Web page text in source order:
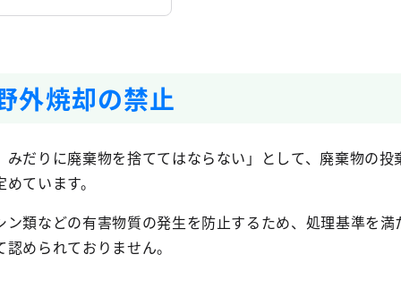
外焼却の禁止
だりに廃棄物を捨ててはならない」として、廃棄物の投
ています。
類などの有害物質の発生を防止するため、処理基準を満
められておりません。